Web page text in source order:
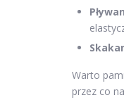
Warto
przez co